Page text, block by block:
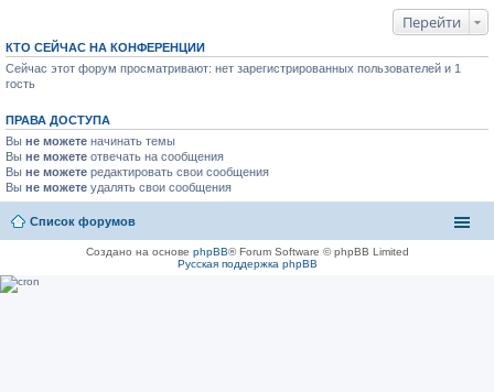
Перейти
КТО СЕЙЧАС НА КОНФЕРЕНЦИИ
Сейчас этот форум просматривают: нет зарегистрированных пользователей и 1
гость
ПРАВА ДОСТУПА
Вы не можете начинать темы
Вы не можете отвечать на сообщения
Вы не можете редактировать свои сообщения
Вы не можете удалять свои сообщения
Список форумов
Создано на основе phpBB® Forum Software © phpBB Limited
Русская поддержка phpBB